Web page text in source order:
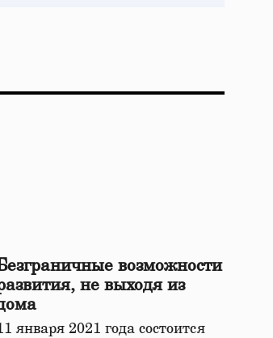
возможности
не выходя из
января 2021 года состоится